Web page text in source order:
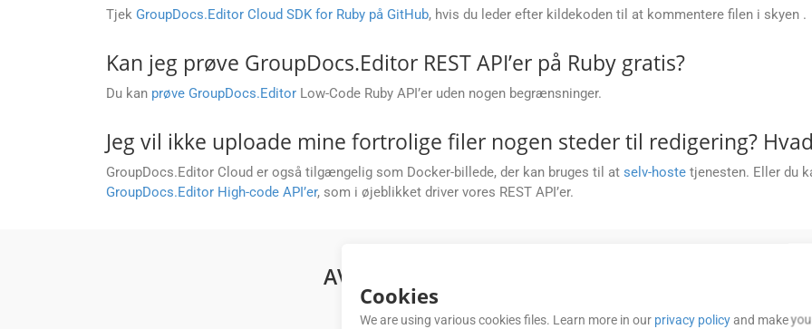
Tjek GroupDocs.Editor Cloud SDK for Ruby på GitHub, hvis du leder efter kildekoden til at kommentere filen i skyen .
Kan jeg prøve GroupDocs.Editor REST API’er på Ruby gratis?
Du kan prøve GroupDocs.Editor Low-Code Ruby API’er uden nogen begrænsninger.
Jeg vil ikke uploade mine fortrolige filer nogen steder til redigering?
GroupDocs.Editor Cloud er også tilgængelig som Docker-billede, der kan bruges til at selv-hoste tjenesten. Eller du
GroupDocs.Editor High-code API’er, som i øjeblikket driver vores REST API’er.
AVANCEREDE DOCUMENT EDITOR REST API-
Cookies
We are using various cookies files. Learn more in our privacy policyand make